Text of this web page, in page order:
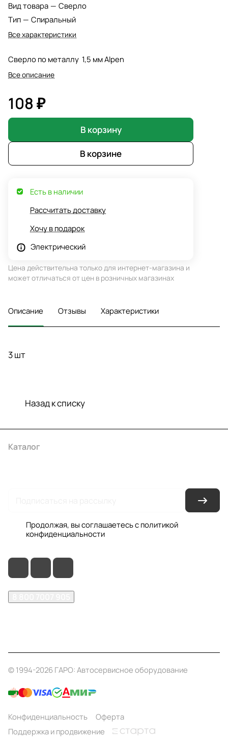
Вид товара — Сверло
Тип — Спиральный
Все характеристики
Сверло по металлу 1,5 мм Alpen
Все описание
108 ₽
В корзину
В корзине
Есть в наличии
Рассчитать доставку
Хочу в подарок
Электрический
Цена действительна только для интернет-магазина и
может отличаться от цен в розничных магазинах
Описание Отзывы Характеристики
3 шт
Назад к списку
Каталог
Продолжая, вы соглашаетесь с политикой
конфиденциальности
© 1994-2026 ГАРО: Автосервисное оборудование
Конфиденциальность
Оферта
Поддержка и продвижение